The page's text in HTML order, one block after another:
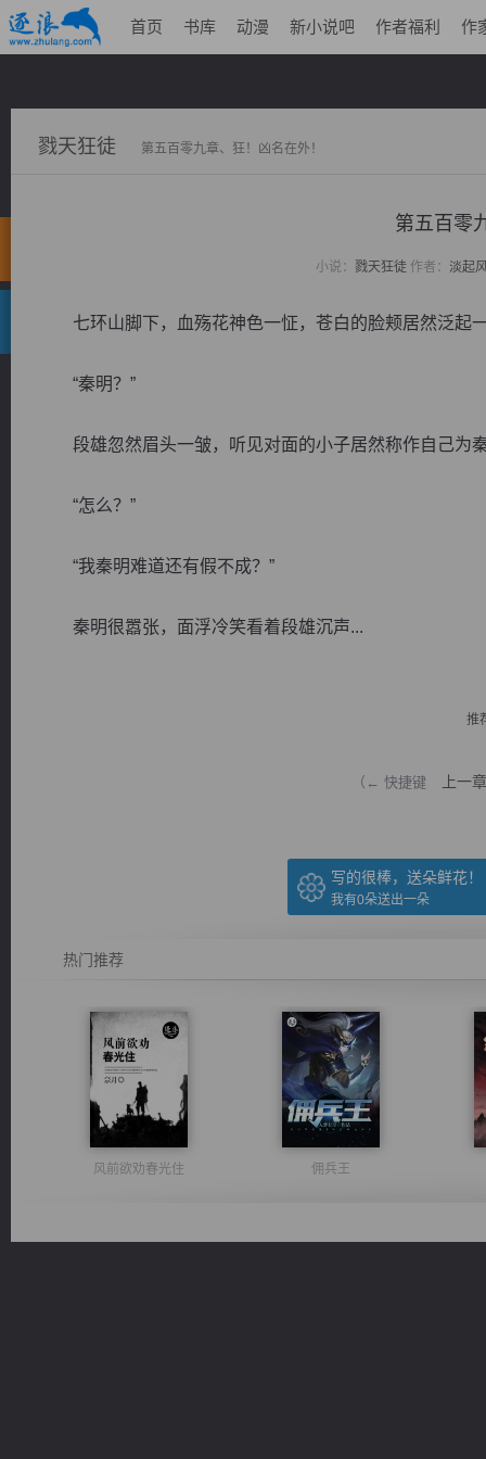
首页 书库 动漫 新小说吧 作者福利 作
戮天狂徒 第五百零九章、狂！凶名在外！
第五百零
小说： 戮天狂徒作者： 淡起
七环山脚下，血殇花神色一怔，苍白的脸颊居然泛起
“秦明？”
段雄忽然眉头一皱，听见对面的小子居然称作自己为秦
“怎么？”
“我秦明难道还有假不成？”
秦明很嚣张，面浮冷笑看着段雄沉声...
推
（← 快捷键 上一章
写的很棒，送朵鲜花！
我有0朵送出一朵
热门推荐
风前欲劝春光住 佣兵王